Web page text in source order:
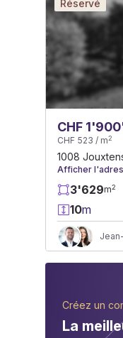
CHF
CHF 523 / m2
1008
Afficher
3'629m2
10m
Réservé
Créez un
La